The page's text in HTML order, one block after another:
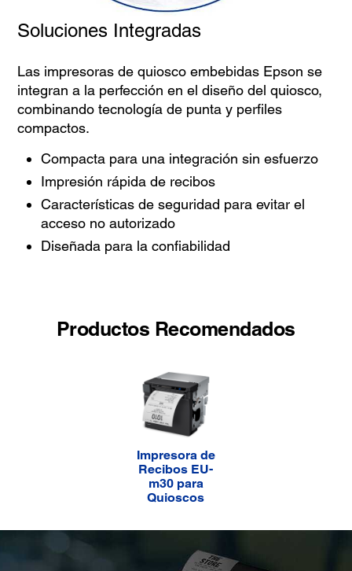
Soluciones Integradas
Las impresoras de quiosco embebidas Epson se
integran a la perfección en el diseño del quiosco,
combinando tecnología de punta y perfiles
compactos.
Compacta para una integración sin esfuerzo
Impresión rápida de recibos
Características de seguridad para evitar el
acceso no autorizado
Diseñada para la confiabilidad
Productos Recomendados
Impresora de
Recibos EU-
m30 para
Quioscos